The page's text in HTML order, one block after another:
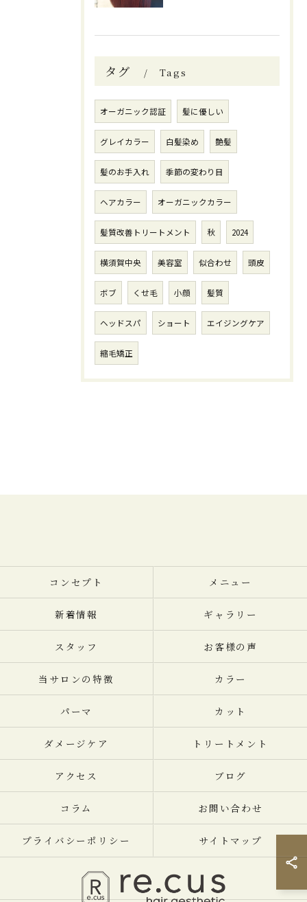
タグ Tags
オーガニック認証 髪に優しい
グレイカラー 白髪染め 艶髪
髪のお手入れ 季節の変わり目
ヘアカラー オーガニックカラー
髪質改善トリートメント 秋 2024
横須賀中央 美容室 似合わせ 頭皮
ボブ くせ毛 小顔 髪質
ヘッドスパ ショート エイジングケア
縮毛矯正
コンセプト メニュー
新着情報 ギャラリー
スタッフ お客様の声
当サロンの特徴 カラー
パーマ カット
ダメージケア トリートメント
アクセス ブログ
コラム お問い合わせ
プライバシーポリシー サイトマップ